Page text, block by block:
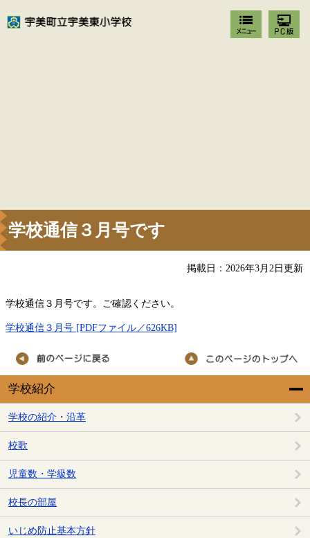
学校紹介
学校の紹介・沿革
校歌
児童数・学級数
校長の部屋
いじめ防止基本方針
学校通信３月号です
掲載日：2026年3月2日更新
学校通信３月号です。ご確認ください。
学校通信３月号 [PDFファイル／626KB]